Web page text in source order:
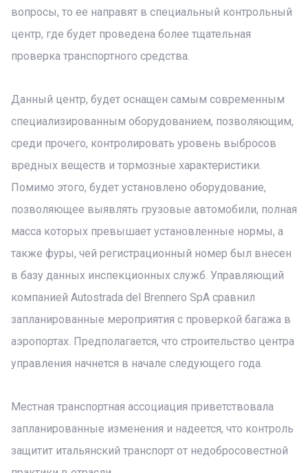
вопросы, то ее направят в специальный контрольный
центр, где будет проведена более тщательная
проверка транспортного средства.
Данный центр, будет оснащен самым современным
специализированным оборудованием, позволяющим,
среди прочего, контролировать уровень выбросов
вредных веществ и тормозные характеристики.
Помимо этого, будет установлено оборудование,
позволяющее выявлять грузовые автомобили, полная
масса которых превышает установленные нормы, а
также фуры, чей регистрационный номер был внесен
в базу данных инспекционных служб. Управляющий
компанией Autostrada del Brennero SpA сравнил
запланированные мероприятия с проверкой багажа в
аэропортах. Предполагается, что строительство центра
управления начнется в начале следующего года.
Местная транспортная ассоциация приветствовала
запланированные изменения и надеется, что контроль
защитит итальянский транспорт от недобросовестной